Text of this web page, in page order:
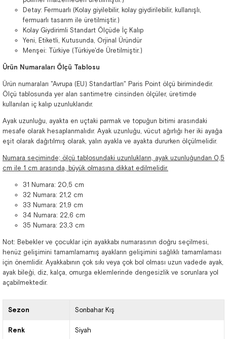
Detay: Fermuarlı (Kolay giyilebilir, kolay giydirilebilir, kullanışlı,
fermuarlı tasarım ile üretilmiştir.)
Kolay Giydirimli Standart Ölçüde İç Kalıp
Yeni, Etiketli, Kutusunda, Orjinal Üründür
Menşei: Türkiye (Türkiye'de Üretilmiştir.)
Ürün Numaraları Ölçü Tablosu
Ürün numaraları "Avrupa (EU) Standartları" Paris Point ölçü birimindedir.
Ölçü tablosunda yer alan santimetre cinsinden ölçüler, üretimde
kullanılan iç kalıp uzunluklarıdır.
Ayak uzunluğu, ayakta en uçtaki parmak ve topuğun bitimi arasındaki
mesafe olarak hesaplanmalıdır. Ayak uzunluğu, vücut ağırlığı her iki ayağa
eşit olarak dağıtılmış olarak, yalın ayakla ve ayakta dururken ölçülmelidir.
Numara seçiminde; ölçü tablosundaki uzunlukların, ayak uzunluğundan 0,5
cm ile 1 cm arasında, büyük olmasına dikkat edilmelidir.
31 Numara: 20,5 cm
32 Numara: 21,2 cm
33 Numara: 21,9 cm
34 Numara: 22,6 cm
35 Numara: 23,3 cm
Not: Bebekler ve çocuklar için ayakkabı numarasının doğru seçilmesi,
henüz gelişimini tamamlamamış ayakların gelişimini sağlıklı tamamlaması
için önemlidir. Ayakkabının çok sıkı veya çok bol olması uzun vadede ayak,
ayak bileği, diz, kalça, omurga eklemlerinde dengesizlik ve sorunlara yol
açabilmektedir.
Sezon Sonbahar Kış
Renk Siyah